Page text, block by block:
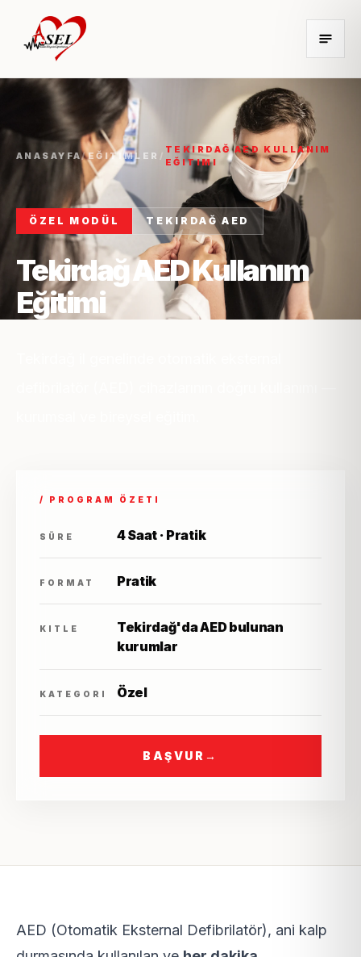
ANASAYFA/EĞITIMLER /
TEKIRDAĞ AED KULLANIM
EĞITIMI
ÖZEL MODÜL TEKIRDAĞ AED
Tekirdağ AED Kullanım
Eğitimi
/ PROGRAM ÖZETI
SÜRE 4 Saat · Pratik
FORMAT Pratik
KITLE
Tekirdağ'da AED bulunan
kurumlar
KATEGORI Özel
BAŞVUR →
AED (Otomatik Eksternal Defibrilatör), ani kalp